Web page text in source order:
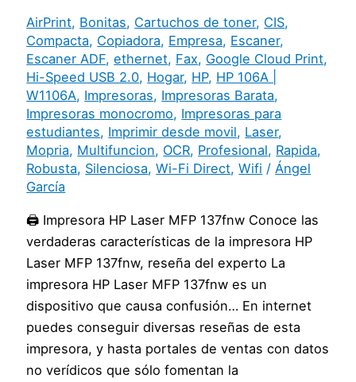
AirPrint, Bonitas, Cartuchos de toner, CIS,
Compacta, Copiadora, Empresa, Escaner,
Escaner ADF,ethernet, Fax, Google Cloud Print,
Hi-Speed USB 2.0, Hogar, HP, HP 106A |
W1106A, Impresoras, Impresoras Barata,
Impresoras monocromo, Impresoras para
estudiantes, Imprimir desde movil, Laser,
Mopria, Multifuncion, OCR, Profesional, Rapida,
Robusta, Silenciosa,Wi-Fi Direct,Wifi /Ángel
García
🖨️ Impresora HP Laser MFP 137fnw Conoce las
verdaderas características de la impresora HP
Laser MFP 137fnw, reseña del experto La
impresora HP Laser MFP 137fnw es un
dispositivo que causa confusión… En internet
puedes conseguir diversas reseñas de esta
impresora, y hasta portales de ventas con datos
no verídicos que sólo fomentan la